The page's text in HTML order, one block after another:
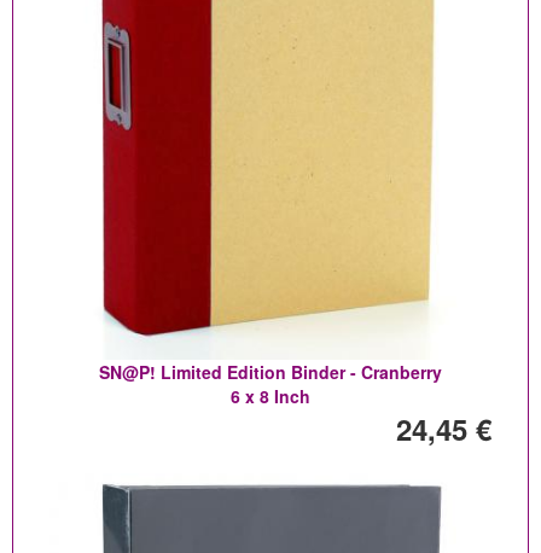
SN@P! Limited Edition Binder - Cranberry
6 x 8 Inch
24,45 €